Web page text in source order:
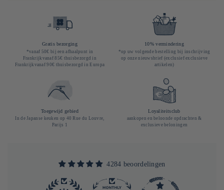
Gratis bezorging
*vanaf 50€ bij een afhaalpunt in
Frankrijkvanaf 85€ thuisbezorgd in
Frankrijkvanaf 90€ thuisbezorgd in Europa
10% vermindering
*op uw volgende bestelling bij inschrijving
op onze nieuwsbrief (exclusief exclusieve
artikelen)
Toegewijd gebied
In de Japanse keuken op 40 Rue du Louvre,
Parijs 1
Loyaliteitsclub
aankopen en beloonde opdrachten &
exclusieve beloningen
4284 beoordelingen